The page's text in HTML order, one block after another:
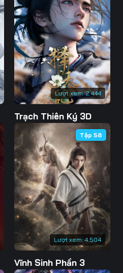
71 72
75
77 78
80 81
83 84
86 87
90
92 93
96
99
102
105
Lượt xem:2.444
Trạch Thiên Ký 3D
Lượt xem: 4.504
Tập 58
Vĩnh Sinh Phần 3